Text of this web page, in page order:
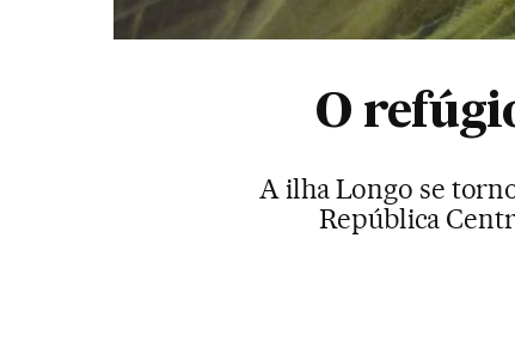
O
A ilha Longo se
República